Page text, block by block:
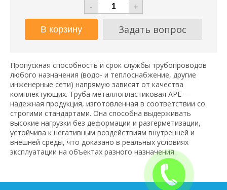
-
+
Задать вопрос
Пропускная способность и срок службы трубопроводов
любого назначения (водо- и теплоснабжение, другие
инженерные сети) напрямую зависят от качества
комплектующих. Труба металлопластиковая АРЕ —
надежная продукция, изготовленная в соответствии со
строгими стандартами. Она способна выдерживать
высокие нагрузки без деформации и разгерметизации,
устойчива к негативным воздействиям внутренней и
внешней среды, что доказано в реальных условиях
эксплуатации на объектах разного назначения.